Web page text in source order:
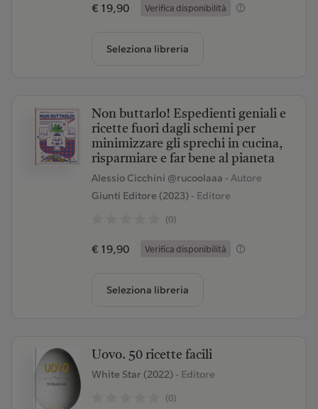
€ 19,90 Verifica disponibilità
Seleziona libreria
Non buttarlo! Espedienti geniali e
ricette fuori dagli schemi per
minimizzare gli sprechi in cucina,
risparmiare e far bene al pianeta
Alessio Cicchini @rucoolaaa - Autore
Giunti Editore (2023)- Editore
(0)
€ 19,90 Verifica disponibilità
Seleziona libreria
Uovo. 50 ricette facili
White Star (2022)- Editore
(0)